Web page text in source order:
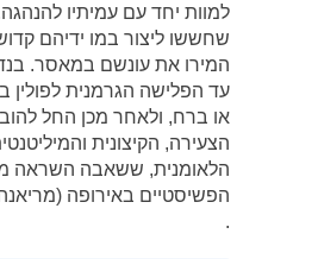
למוות יחד עם עמיתיו
שחששו ליצור במו ידיהם
המירו את עונשם במאסר.
או ברח, ולאחר מכן החל
הצעירה, הקיצונית
הלאומנית, ששאבה השראה
.